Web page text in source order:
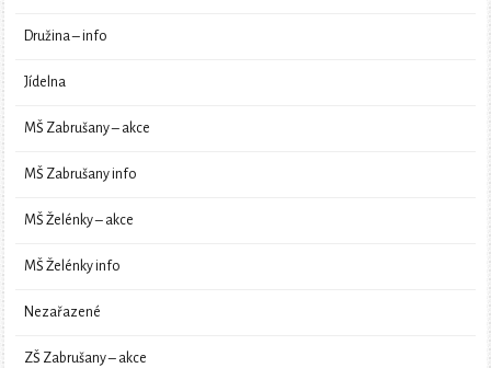
Družina – info
Jídelna
MŠ Zabrušany – akce
MŠ Zabrušany info
MŠ Želénky – akce
MŠ Želénky info
Nezařazené
ZŠ Zabrušany – akce